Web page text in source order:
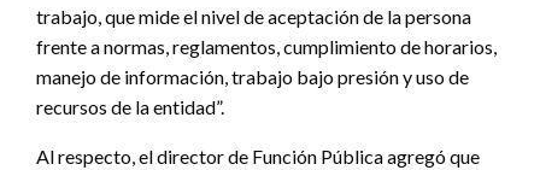
trabajo, que mide el nivel de aceptación de la persona
frente a normas, reglamentos, cumplimiento de horarios,
manejo de información, trabajo bajo presión y uso de
recursos de la entidad”.
Al respecto, el director de Función Pública agregó que